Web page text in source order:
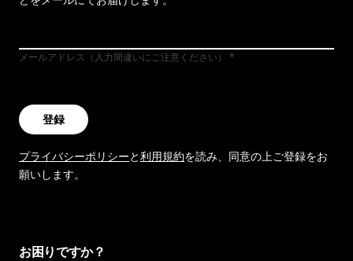
メールアドレス（入力間違いにご注意ください）
登録
プライバシーポリシーと利用規約を読み、同意の上ご登録をお
願いします。
お困りですか？